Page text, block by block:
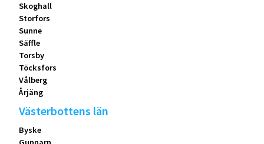
Skoghall
Storfors
Sunne
Säffle
Torsby
Töcksfors
Vålberg
Årjäng
Västerbottens län
Byske